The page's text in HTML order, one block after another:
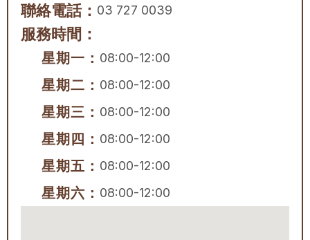
聯絡電話： 03 727 0039
服務時間：
星期一： 08:00-12:00
星期二： 08:00-12:00
星期三： 08:00-12:00
星期四： 08:00-12:00
星期五： 08:00-12:00
星期六： 08:00-12:00